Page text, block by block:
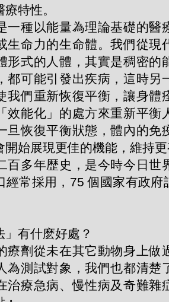
特性。
一種以能量為理論基礎的醫
生命力的生命體。我們從現
形式的人體，其實是稠密的
都可能引發出疾病，這時另
我們重新恢復平衡，讓身體
效能化」的處方來重新平衡
旦恢復平衡狀態，體內的免
開始展現更佳的機能，維持
百多年歴史，是今時今日世
經常採用，75 個國家有政府
有什麽好處？
療劑從未在其它動物身上做
為測試對象，我們也都清楚
治療急病、慢性病及奇難雜